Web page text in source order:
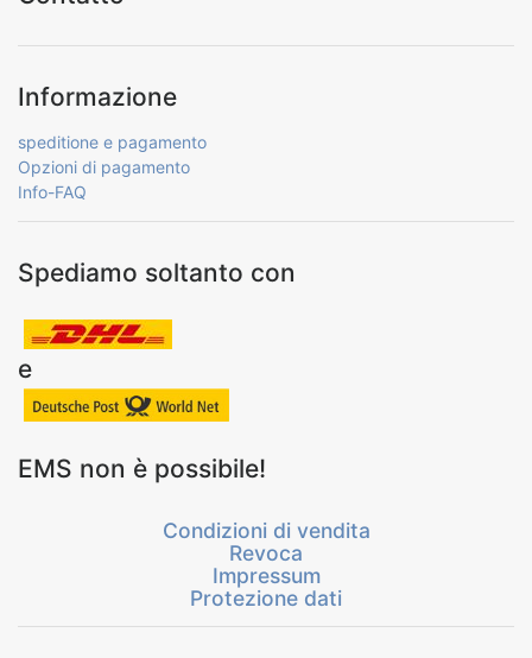
Informazione
speditione e pagamento
Opzioni di pagamento
Info-FAQ
Spediamo soltanto con
e
EMS non è possibile!
Condizioni di vendita
Revoca
Impressum
Protezione dati